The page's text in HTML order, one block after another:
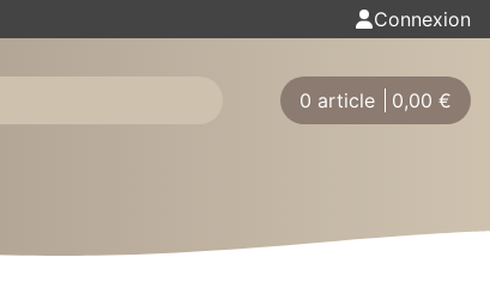
Connexion
0 article 0,00 €